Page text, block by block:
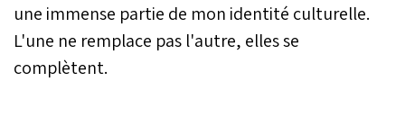
une immense partie de mon identité culturelle.
L'une ne remplace pas l'autre, elles se
complètent.